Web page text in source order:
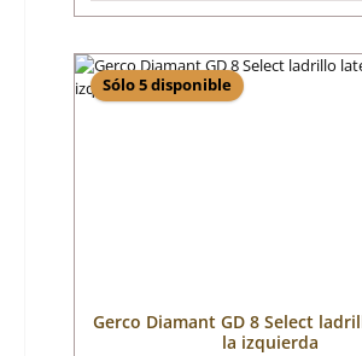
Sólo 5 disponible
Gerco Diamant GD 8 Select
la izquierda